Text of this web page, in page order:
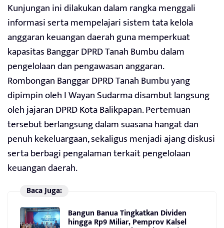
Kunjungan ini dilakukan dalam rangka menggali
informasi serta mempelajari sistem tata kelola
anggaran keuangan daerah guna memperkuat
kapasitas Banggar DPRD Tanah Bumbu dalam
pengelolaan dan pengawasan anggaran.
Rombongan Banggar DPRD Tanah Bumbu yang
dipimpin oleh I Wayan Sudarma disambut langsung
oleh jajaran DPRD Kota Balikpapan. Pertemuan
tersebut berlangsung dalam suasana hangat dan
penuh kekeluargaan, sekaligus menjadi ajang diskusi
serta berbagi pengalaman terkait pengelolaan
keuangan daerah.
Baca Juga:
Bangun Banua Tingkatkan Dividen
hingga Rp9 Miliar, Pemprov Kalsel